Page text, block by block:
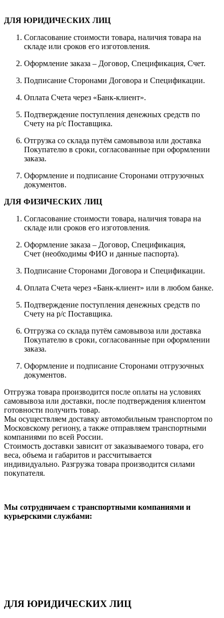
ДЛЯ ЮРИДИЧЕСКИХ ЛИЦ
Согласование стоимости товара, наличия товара на
складе или сроков его изготовления.
Оформление заказа – Договор, Спецификация, Счет.
Подписание Сторонами Договора и Спецификации.
Оплата Счета через «Банк-клиент».
Подтверждение поступления денежных средств по
Счету на р/с Поставщика.
Отгрузка со склада путём самовывоза или доставка
Покупателю в сроки, согласованные при оформлении
заказа.
Оформление и подписание Сторонами отгрузочных
документов.
ДЛЯ ФИЗИЧЕСКИХ ЛИЦ
Согласование стоимости товара, наличия товара на
складе или сроков его изготовления.
Оформление заказа – Договор, Спецификация,
Счет (необходимы ФИО и данные паспорта).
Подписание Сторонами Договора и Спецификации.
Оплата Счета через «Банк-клиент» или в любом банке.
Подтверждение поступления денежных средств по
Счету на р/с Поставщика.
Отгрузка со склада путём самовывоза или доставка
Покупателю в сроки, согласованные при оформлении
заказа.
Оформление и подписание Сторонами отгрузочных
документов.
Отгрузка товара производится после оплаты на условиях
самовывоза или доставки, после подтверждения клиентом
готовности получить товар.
Мы осуществляем доставку автомобильным транспортом по
Московскому региону, а также отправляем транспортными
компаниями по всей России.
Стоимость доставки зависит от заказываемого товара, его
веса, объема и габаритов и рассчитывается
индивидуально. Разгрузка товара производится силами
покупателя.
Мы сотрудничаем с транспортными компаниями и
курьерскими службами:
ДЛЯ ЮРИДИЧЕСКИХ ЛИЦ